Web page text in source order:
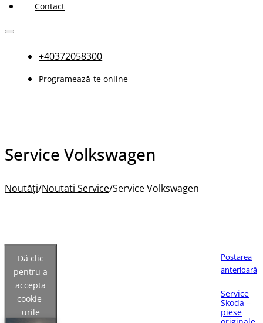
Contact
+40372058300
Programează-te online
Service Volkswagen
Noutăți/Noutati Service/Service Volkswagen
Dă clic
pentru a
accepta
cookie-
urile
Postarea
anterioară
Service
Skoda –
piese